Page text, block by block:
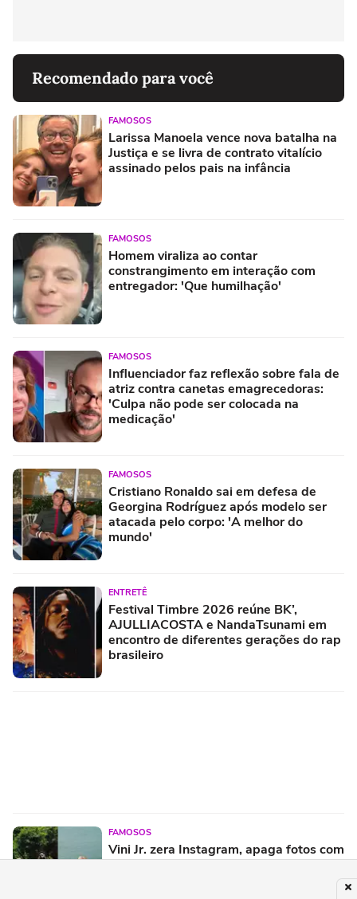
Recomendado para você
FAMOSOS
Larissa Manoela vence nova batalha na
Justiça e se livra de contrato vitalício
assinado pelos pais na infância
FAMOSOS
Homem viraliza ao contar
constrangimento em interação com
entregador: 'Que humilhação'
FAMOSOS
Influenciador faz reflexão sobre fala de
atriz contra canetas emagrecedoras:
'Culpa não pode ser colocada na
medicação'
FAMOSOS
Cristiano Ronaldo sai em defesa de
Georgina Rodríguez após modelo ser
atacada pelo corpo: 'A melhor do
mundo'
ENTRETÊ
Festival Timbre 2026 reúne BK’,
AJULLIACOSTA e NandaTsunami em
encontro de diferentes gerações do rap
brasileiro
FAMOSOS
Vini Jr. zera Instagram, apaga fotos com
Virginia Fonseca e levanta suspeitas